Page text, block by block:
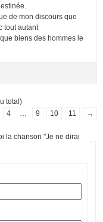
de mon discours que
tout autant
biens des hommes le
total)
4 9 10 11 →
la chanson "Je ne dirai